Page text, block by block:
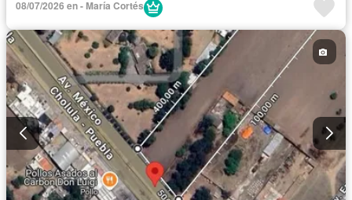
08/07/2026 en - María Cortés